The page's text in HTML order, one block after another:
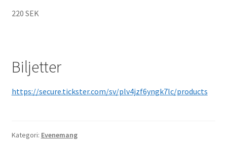
220 SEK
Biljetter
https://secure.tickster.com/sv/plv4jzf6yngk7lc/products
Kategori: Evenemang